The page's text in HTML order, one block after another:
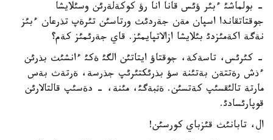
- بولماشئ ءبئر ؤئس قانا انا رؤ كوكةلةرئن وسئلايشا
جوقتاتقاندا اسپان مةن جةردئث ورتاسئن تئرةپ تذرعان ءبئز
نةگة اكةمئزدئ بئلايشا ازالاتپايمئز. قاي جةرئمئز كةم؟
- كئرئس، تاسةكة، جوقتاؤ ايتاتئن الگئ ةكئ ءانشئث بذرئن
ءذش رةتتةن بةتئنة سؤ بذرئكتئرئپ جذرسة، ةرتةث بةس
مارتة تالئقسئپ كةتسئن. ةثبةگئ، مئنة، - دةسئپ قالتالارئن
قوپارئسادئ.
ال، تابانئث قئزباي كورسئن!